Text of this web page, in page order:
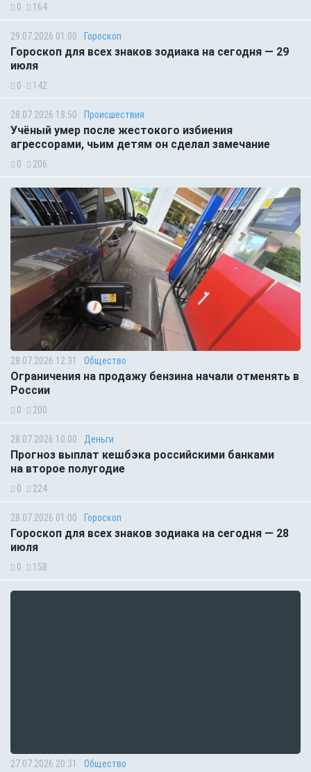
0 164
29.07.2026 01:00 Гороскоп
Гороскоп для всех знаков зодиака на сегодня — 29
июля
0 142
28.07.2026 18:50 Происшествия
Учёный умер после жестокого избиения
агрессорами, чьим детям он сделал замечание
0 206
28.07.2026 12:31 Общество
Ограничения на продажу бензина начали отменять в
России
0 200
28.07.2026 10:00 Деньги
Прогноз выплат кешбэка российскими банками
на второе полугодие
0 224
28.07.2026 01:00 Гороскоп
Гороскоп для всех знаков зодиака на сегодня — 28
июля
0 158
27.07.2026 20:31 Общество